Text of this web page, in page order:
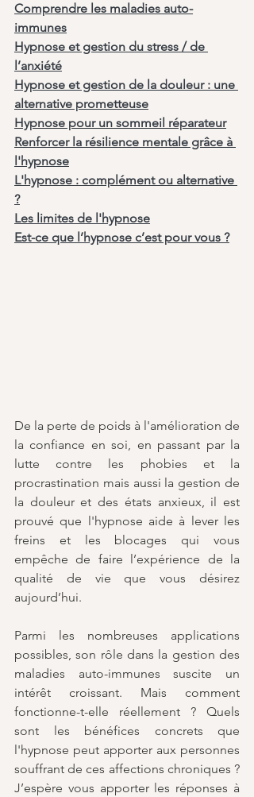
Comprendre les maladies auto-
immunes
Hypnose et gestion du stress / de
l’anxiété
Hypnose et gestion de la douleur : une
alternative prometteuse
Hypnose pour un sommeil réparateur
Renforcer la résilience mentale grâce à
l'hypnose
L'hypnose : complément ou alternative
?
Les limites de l'hypnose
Est-ce que l’hypnose c’est pour vous ?
De la perte de poids à l'amélioration de
la confiance en soi, en passant par la
lutte contre les phobies et la
procrastination mais aussi la gestion de
la douleur et des états anxieux, il est
prouvé que l'hypnose aide à lever les
freins et les blocages qui vous
empêche de faire l’expérience de la
qualité de vie que vous désirez
aujourd’hui.
Parmi les nombreuses applications
possibles, son rôle dans la gestion des
maladies auto-immunes suscite un
intérêt croissant. Mais comment
fonctionne-t-elle réellement ? Quels
sont les bénéfices concrets que
l'hypnose peut apporter aux personnes
souffrant de ces affections chroniques ?
J’espère vous apporter les réponses à